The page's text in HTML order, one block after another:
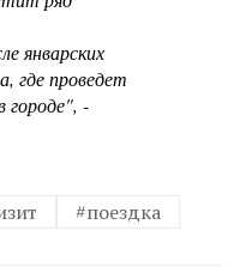
январских
где проведет
городе", -
#поездка